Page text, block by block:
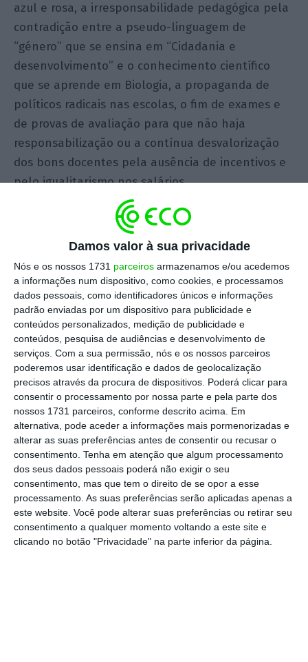
Damos valor à sua privacidade
Nós e os nossos 1731 parceiros armazenamos e/ou acedemos
a informações num dispositivo, como cookies, e processamos
dados pessoais, como identificadores únicos e informações
padrão enviadas por um dispositivo para publicidade e
conteúdos personalizados, medição de publicidade e
conteúdos, pesquisa de audiências e desenvolvimento de
serviços. Com a sua permissão, nós e os nossos parceiros
poderemos usar identificação e dados de geolocalização
precisos através da procura de dispositivos. Poderá clicar para
consentir o processamento por nossa parte e pela parte dos
nossos 1731 parceiros, conforme descrito acima. Em
alternativa, pode aceder a informações mais pormenorizadas e
alterar as suas preferências antes de consentir ou recusar o
consentimento. Tenha em atenção que algum processamento
dos seus dados pessoais poderá não exigir o seu
consentimento, mas que tem o direito de se opor a esse
processamento. As suas preferências serão aplicadas apenas a
este website. Você pode alterar suas preferências ou retirar seu
consentimento a qualquer momento voltando a este site e
clicando no botão "Privacidade" na parte inferior da página.
azul e rosa, a irresponsabilidade pedagógica pela
contradição entre a pseudo-linguagem de
“género” que se ensina em “Cidadania e
desenvolvimento” e o conhecimento científico
que se aprende em Biologia, a propaganda de
políticos radicais nas escolas, o fim de exames e
de provas de avaliação para que não haja
responsabilização ou a contínua desvalorização
dos bons docentes pela ausência de incentivos e
pelo igualitarismo nos salários.
Grave também foi o desinvestimento público na
educação em nome de uma política “alternativa à
computadores e à internet de banda larga são
mais importantes do que nunca, veio ao de cima a
irresponsabilidade orçamental deste governo, que
preferiu cortar nos equipamentos de saúde e de
educação para “alimentar” os salários da sua
clientela eleitoral no Estado.
Tudo isto resultou na redução do acesso a
computadores e a internet de banda larga
causada pelo primeiro-ministro da propaganda
“digital” (em 2014 havia uma média de 1
computador para 2,9 alunos na escola pública e
em 2019 o valor era de 1 para quase 5 alunos,
sendo que os equipamentos estavam
envelhecidos pois muitos eram os mesmos que já